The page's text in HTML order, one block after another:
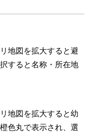
地図を拡大すると避
すると名称・所在地
地図を拡大すると幼
色丸で表示され、選